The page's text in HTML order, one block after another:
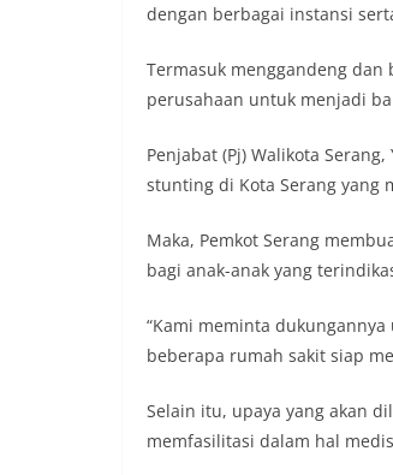
dengan berbagai instansi
Termasuk menggandeng
perusahaan untuk menjadi
Penjabat (Pj) Walikota
stunting di Kota Serang yang
Maka, Pemkot Serang
bagi anak-anak yang
“Kami meminta
beberapa rumah sakit siap
Selain itu, upaya yang akan
memfasilitasi dalam hal